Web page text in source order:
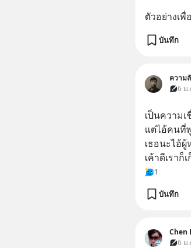
ตัวอย่างเ
บันทึก
ความ
6 ม
เป็นความ
แต่ไอ้คนที่
เธอนะไอ้
เค้าดีเราก็
1
บันทึก
Chen
6 ม